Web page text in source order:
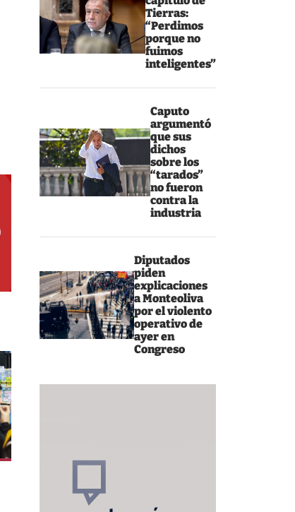
Tierras:
“Perdimos
porque no
fuimos
inteligentes”
Caputo
argumentó
que sus
dichos
sobre los
“tarados”
no fueron
contra la
industria
Diputados
piden
explicaciones
a Monteoliva
por el violento
operativo de
ayer en
Congreso